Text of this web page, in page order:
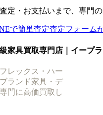
定・お支払いまで、専門
で簡単査定査定フォーム
家具買取専門店｜イープ
レックス・ハー
ランド家具・デ
門に高価買取し